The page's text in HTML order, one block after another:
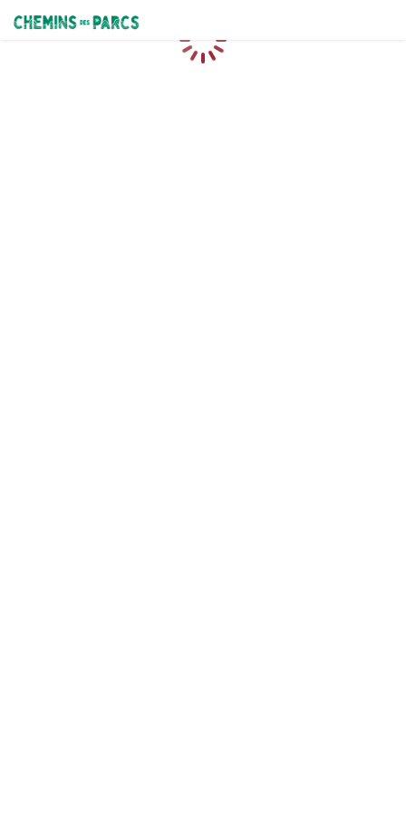
Chemins des Parcs
Loading